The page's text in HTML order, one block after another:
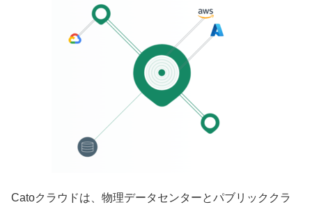
Catoクラウドは、物理データセンターとパブリッククラ